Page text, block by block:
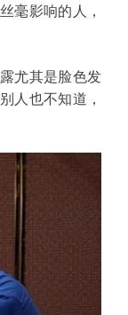
毫影响的人，
尤其是脸色发
人也不知道，